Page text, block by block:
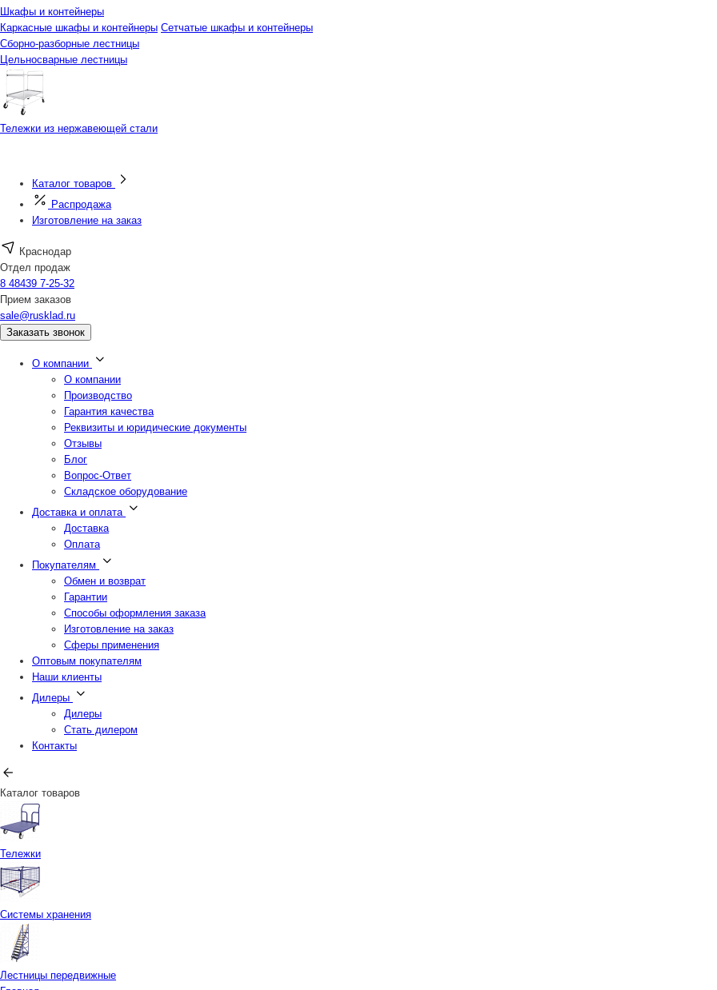
Шкафы и контейнеры
Каркасные шкафы и контейнеры Сетчатые шкафы и контейнеры
Сборно-разборные лестницы
Цельносварные лестницы
Тележки из нержавеющей стали
Каталог товаров
Распродажа
Изготовление на заказ
Краснодар
Отдел продаж
8 48439 7-25-32
Прием заказов
sale@rusklad.ru
Заказать звонок
О компании
О компании
Производство
Гарантия качества
Реквизиты и юридические документы
Отзывы
Блог
Вопрос-Ответ
Складское оборудование
Доставка и оплата
Доставка
Оплата
Покупателям
Обмен и возврат
Гарантии
Способы оформления заказа
Изготовление на заказ
Сферы применения
Оптовым покупателям
Наши клиенты
Дилеры
Дилеры
Стать дилером
Контакты
Каталог товаров
Тележки
Системы хранения
Лестницы передвижные